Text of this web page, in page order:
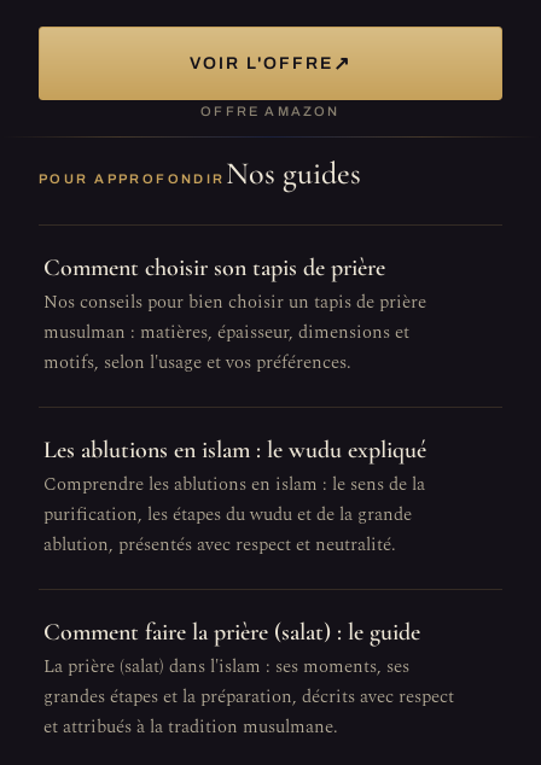
VOIR L'OFFRE ↗
OFFRE AMAZON
POUR APPROFONDIR Nos guides
Comment choisir son tapis de prière
Nos conseils pour bien choisir un tapis de prière
musulman : matières, épaisseur, dimensions et
motifs, selon l'usage et vos préférences.
Les ablutions en islam : le wudu expliqué
Comprendre les ablutions en islam : le sens de la
purification, les étapes du wudu et de la grande
ablution, présentés avec respect et neutralité.
Comment faire la prière (salat) : le guide
La prière (salat) dans l'islam : ses moments, ses
grandes étapes et la préparation, décrits avec respect
et attribués à la tradition musulmane.